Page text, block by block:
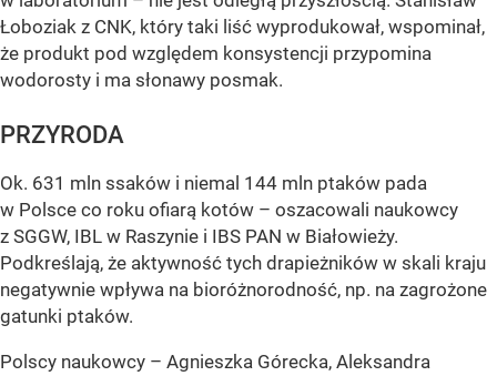
Łoboziak z CNK, który taki liść wyprodukował, wspominał,
że produkt pod względem konsystencji przypomina
wodorosty i ma słonawy posmak.
PRZYRODA
Ok. 631 mln ssaków i niemal 144 mln ptaków pada
w Polsce co roku ofiarą kotów – oszacowali naukowcy
z SGGW, IBL w Raszynie i IBS PAN w Białowieży.
Podkreślają, że aktywność tych drapieżników w skali kraju
negatywnie wpływa na bioróżnorodność, np. na zagrożone
gatunki ptaków.
Polscy naukowcy – Agnieszka Górecka, Aleksandra